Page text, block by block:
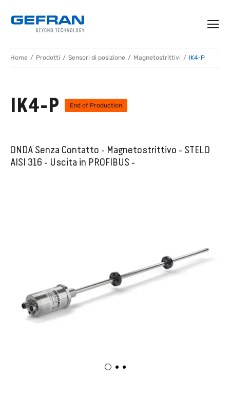
Home Prodotti Sensori di posizione Magnetostrittivi IK4-P
IK4-P End of Production
ONDA Senza Contatto - Magnetostrittivo - STELO
AISI 316 - Uscita in PROFIBUS -